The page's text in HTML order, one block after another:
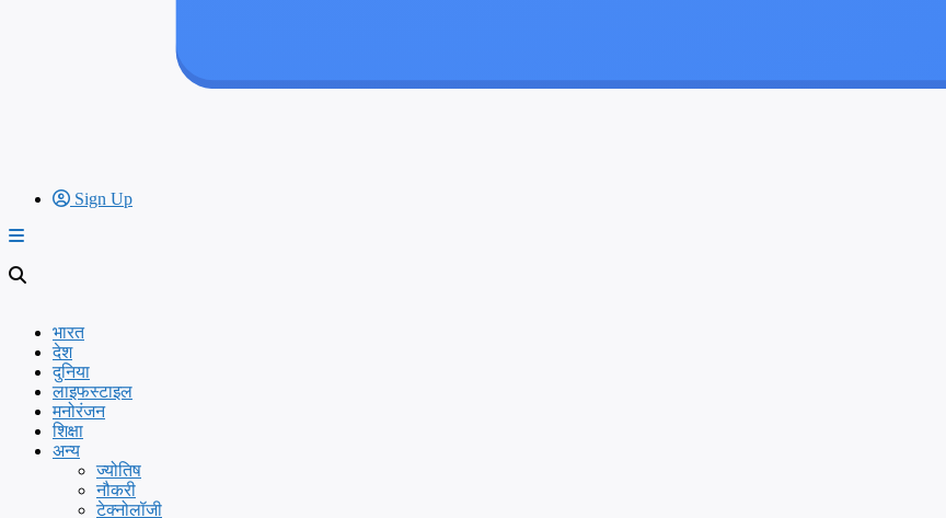
Sign Up
भारत
देश
दुनिया
लाइफस्टाइल
मनोरंजन
शिक्षा
अन्य
ज्योतिष
नौकरी
टेक्नोलॉजी